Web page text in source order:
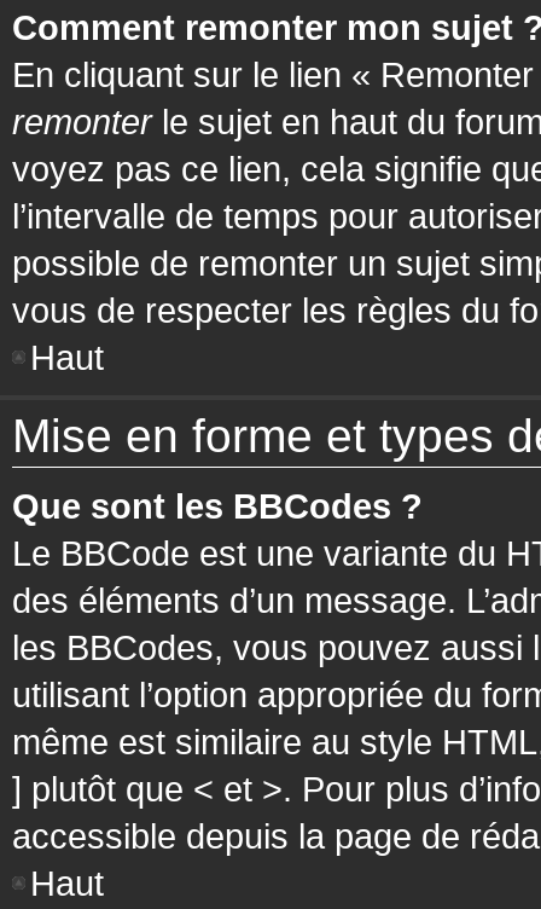
Comment remonter mon sujet
En cliquant sur le lien «
remonterle sujet en haut du
voyez pas ce lien, cela signifie
l’intervalle de temps pour
possible de remonter un sujet
vous de respecter les règles du
Haut
Mise en forme et types
Que sont les BBCodes ?
Le BBCode est une variante du
des éléments d’un message.
les BBCodes, vous pouvez
utilisant l’option appropriée du
même est similaire au style
] plutôt que < et >. Pour plus
accessible depuis la page de
Haut